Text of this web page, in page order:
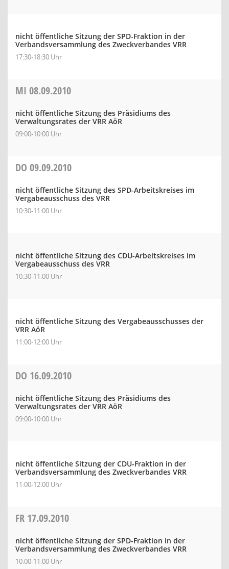
nicht öffentliche Sitzung der SPD-Fraktion in der
Verbandsversammlung des Zweckverbandes VRR
17:30-18:30 Uhr
MI 08.09.2010
nicht öffentliche Sitzung des Präsidiums des
Verwaltungsrates der VRR AöR
09:00-10:00 Uhr
DO 09.09.2010
nicht öffentliche Sitzung des SPD-Arbeitskreises im
Vergabeausschuss des VRR
10:30-11:00 Uhr
nicht öffentliche Sitzung des CDU-Arbeitskreises im
Vergabeausschuss des VRR
10:30-11:00 Uhr
nicht öffentliche Sitzung des Vergabeausschusses der
VRR AöR
11:00-12:00 Uhr
DO 16.09.2010
nicht öffentliche Sitzung des Präsidiums des
Verwaltungsrates der VRR AöR
09:00-10:00 Uhr
nicht öffentliche Sitzung der CDU-Fraktion in der
Verbandsversammlung des Zweckverbandes VRR
11:00-12:00 Uhr
FR 17.09.2010
nicht öffentliche Sitzung der SPD-Fraktion in der
Verbandsversammlung des Zweckverbandes VRR
10:00-11:00 Uhr